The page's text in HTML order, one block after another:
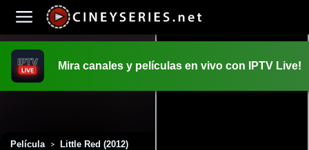
Mira canales y películas en vivo con IPTV Live!
Película > Little Red (2012)